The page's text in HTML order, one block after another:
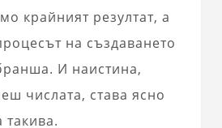
крайният резултат, а
на създаването
И наистина,
числата, става ясно